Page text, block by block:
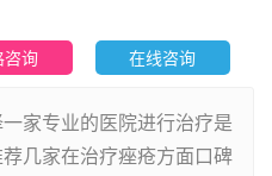
咨询 在线咨询
家专业的医院进行治疗是
几家在治疗痤疮方面口碑